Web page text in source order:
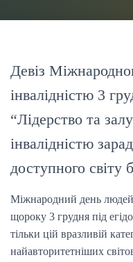
Девіз
інвалідністю 3
“Лідерство та
інвалідністю
доступного світу
Міжнародний день людей
щороку 3 грудня під
тільки цій вразливій
найавторитетніших